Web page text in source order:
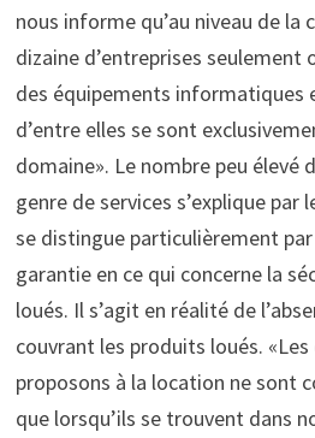
nous informe qu’au niveau de la
dizaine d’entreprises
des équipements informatiques
d’entre elles se sont
domaine». Le nombre peu élevé
genre de services s’explique
se distingue particulièrement par
garantie en ce qui concerne la
loués. Il s’agit en réalité de
couvrant les produits loués.
proposons à la location ne sont
que lorsqu’ils se trouvent dans